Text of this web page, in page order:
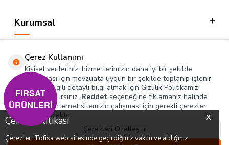
X
Çerez Politikası
Çerezler, Tofisa web sitesinde geçirdiğiniz vaktin ve aldığınız
0
Kurumsal
Hızlı Erişim
Sosyal
Adres & İletişim
Çerez Kullanımı
Kişisel verileriniz, hizmetlerimizin daha iyi bir şekilde
sunulması için mevzuata uygun bir şekilde toplanıp işlenir.
Konuyla ilgili detaylı bilgi almak için Gizlilik Politikamızı
inceleyebilirsiniz. Reddet seçeneğine tıklamanız halinde
yalnızca internet sitemizin çalışması için gerekli çerezler
kullanılacaktır.
Çerezleri Özelleştir
FIRSAT
ÜRÜNLERİ